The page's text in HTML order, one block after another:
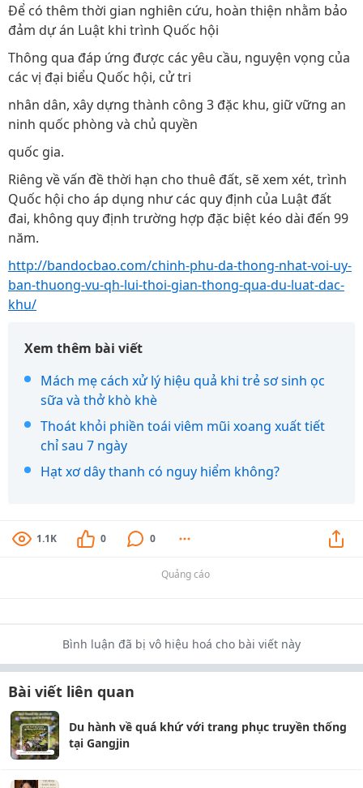
Để có thêm thời gian nghiên cứu, hoàn thiện nhằm bảo
đảm dự án Luật khi trình Quốc hội
Thông qua đáp ứng được các yêu cầu, nguyện vọng của
các vị đại biểu Quốc hội, cử tri
nhân dân, xây dựng thành công 3 đặc khu, giữ vững an
ninh quốc phòng và chủ quyền
quốc gia.
Riêng về vấn đề thời hạn cho thuê đất, sẽ xem xét, trình
Quốc hội cho áp dụng như các quy định của Luật đất
đai, không quy định trường hợp đặc biệt kéo dài đến 99
năm.
http://bandocbao.com/chinh-phu-da-thong-nhat-voi-uy-
ban-thuong-vu-qh-lui-thoi-gian-thong-qua-du-luat-dac-
khu/
Xem thêm bài viết
Mách mẹ cách xử lý hiệu quả khi trẻ sơ sinh ọc
sữa và thở khò khè
Thoát khỏi phiền toái viêm mũi xoang xuất tiết
chỉ sau 7 ngày
Hạt xơ dây thanh có nguy hiểm không?
1.1K 0 0
Quảng cáo
Bình luận đã bị vô hiệu hoá cho bài viết này
Bài viết liên quan
Du hành về quá khứ với trang phục truyền thống
tại Gangjin